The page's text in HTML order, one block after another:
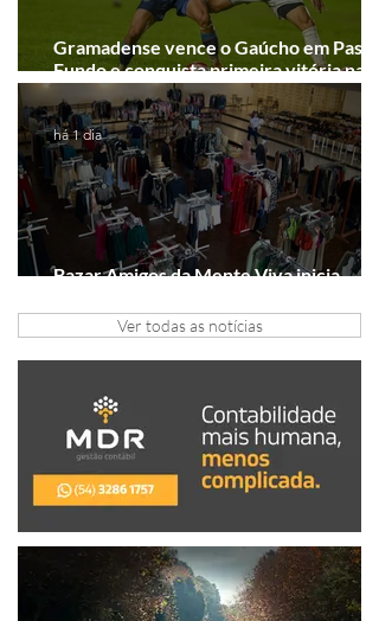
Gramadense vence o Gaúcho em Passo
Fundo e conquista primeira vitória na
Série A2
Bazar Amigos da Mente Viva inicia
há 1 dia
Ver todas as notícias